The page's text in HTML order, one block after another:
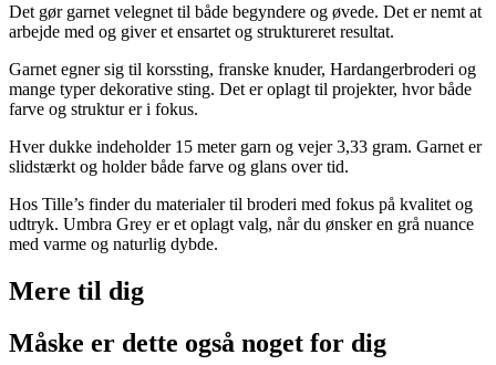
Det gør garnet velegnet til både begyndere og øvede. Det er nemt at
arbejde med og giver et ensartet og struktureret resultat.
Garnet egner sig til korssting, franske knuder, Hardangerbroderi og
mange typer dekorative sting. Det er oplagt til projekter, hvor både
farve og struktur er i fokus.
Hver dukke indeholder 15 meter garn og vejer 3,33 gram. Garnet er
slidstærkt og holder både farve og glans over tid.
Hos Tille’s finder du materialer til broderi med fokus på kvalitet og
udtryk. Umbra Grey er et oplagt valg, når du ønsker en grå nuance
med varme og naturlig dybde.
Mere til dig
Måske er dette også noget for dig